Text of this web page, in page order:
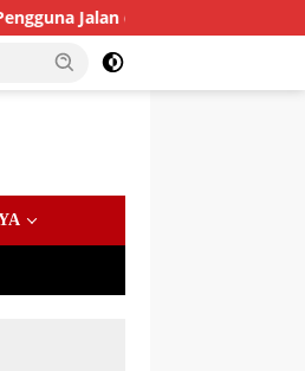
diimbau Untuk meningkatkan